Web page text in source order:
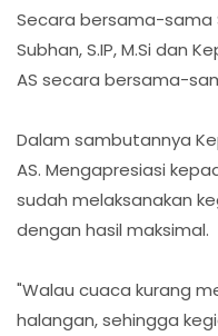
Secara bersama-sama
Subhan, S.IP, M.Si dan
AS secara bersama-
Dalam sambutannya
AS. Mengapresiasi
sudah melaksanakan
dengan hasil maksimal.
"Walau cuaca kurang
halangan, sehingga